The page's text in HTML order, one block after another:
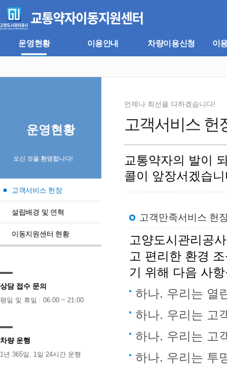
뉴
바
기
바
로
운영현황 이용안내 차량이용신청 이
운영현황
오신 것을 환영합니다!
고객서비스 헌장
설립배경 및 연혁
이동지원센터 현황
상담 접수 문의
평일 및 휴일 : 06:00 ~ 21:00
차량 운행
1년 365일, 1일 24시간 운행
고객서비스 헌
언제나 최선을 다하겠습니다!
교통약자의 발이
콜이 앞장서겠습
고객만족서비스 헌
고양도시관리공
고 편리한 환경
기 위해 다음 사
하나. 우리는 열
하나. 우리는 고
하나. 우리는 고
하나. 우리는 투